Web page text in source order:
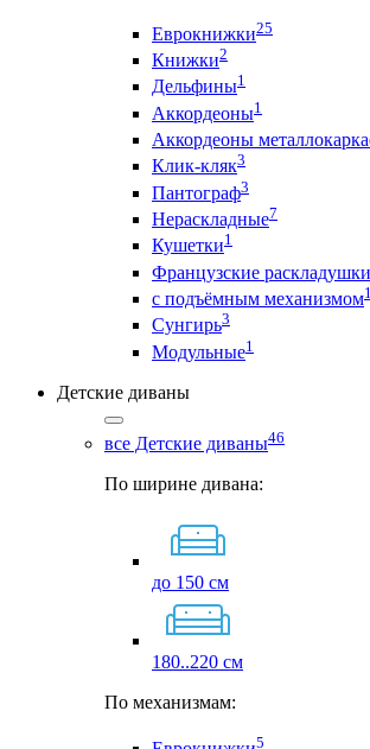
Еврокнижки25
Книжки2
Дельфины1
Аккордеоны1
Аккордеоны
Клик-кляк3
Пантограф3
Нераскладные7
Кушетки1
Французские раскладушки
с подъёмным механизмом1
Сунгирь3
Модульные1
Детские диваны
все Детские диваны46
По ширине дивана:
до 150 см
180..220 см
По механизмам:
5